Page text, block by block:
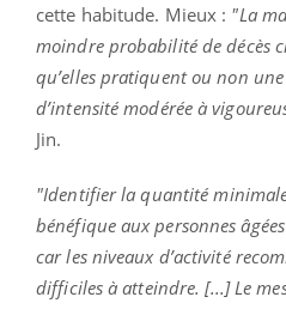
cette habitude. Mieux : "La
moindre probabilité de décès
qu’elles pratiquent ou non
d’intensité modérée à
Jin.
"Identifier la quantité
bénéfique aux personnes
car les niveaux d’activité
difficiles à atteindre. [...] Le